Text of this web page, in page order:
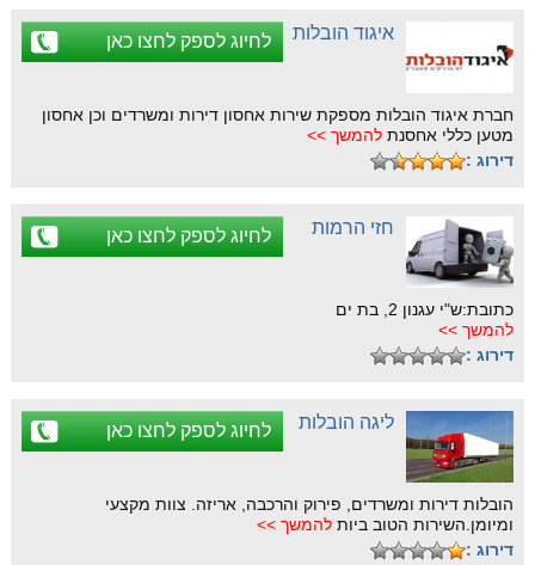
איגוד הובלות לחיוג לספק לחצו כאן
חברת איגוד הובלות מספקת שירות אחסון דירות ומשרדים וכן אחסון
מטען כללי אחסנת להמשך >>
דירוג :
חזי הרמות לחיוג לספק לחצו כאן
כתובת:ש"י עגנון 2, בת ים
להמשך >>
דירוג :
ליגה הובלות לחיוג לספק לחצו כאן
הובלות דירות ומשרדים, פירוק והרכבה, אריזה. צוות מקצעי
ומיומן.השירות הטוב ביות להמשך >>
דירוג :